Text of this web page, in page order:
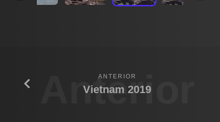
Anterior
ANTERIOR
Vietnam 2019